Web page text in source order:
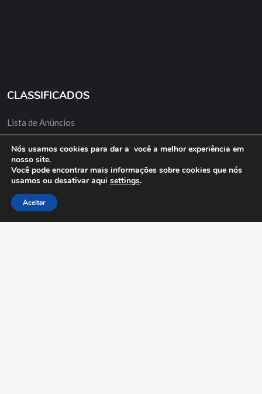
CLASSIFICADOS
Lista de Anúncios
Anuncie Grátis
Nós usamos cookies para dar a você a melhor experiência em
nosso site.
Você pode encontrar mais informações sobre cookies que nós
usamos ou desativar aqui settings.
Aceitar